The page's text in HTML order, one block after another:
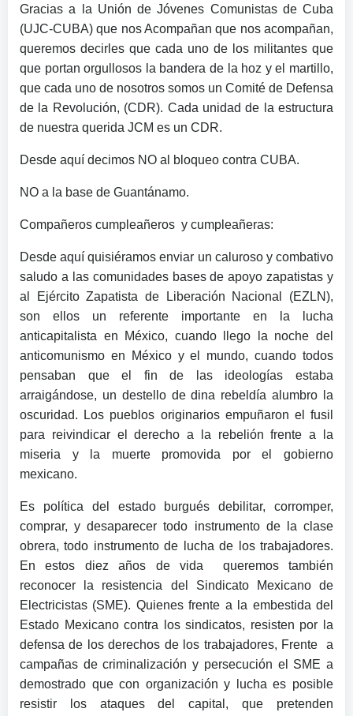
Gracias a la Unión de Jóvenes Comunistas de Cuba
(UJC-CUBA) que nos Acompañan que nos acompañan,
queremos decirles que cada uno de los militantes que
que portan orgullosos la bandera de la hoz y el martillo,
que cada uno de nosotros somos un Comité de Defensa
de la Revolución, (CDR). Cada unidad de la estructura
de nuestra querida JCM es un CDR.
Desde aquí decimos NO al bloqueo contra CUBA.
NO a la base de Guantánamo.
Compañeros cumpleañeros y cumpleañeras:
Desde aquí quisiéramos enviar un caluroso y combativo
saludo a las comunidades bases de apoyo zapatistas y
al Ejército Zapatista de Liberación Nacional (EZLN),
son ellos un referente importante en la lucha
anticapitalista en México, cuando llego la noche del
anticomunismo en México y el mundo, cuando todos
pensaban que el fin de las ideologías estaba
arraigándose, un destello de dina rebeldía alumbro la
oscuridad. Los pueblos originarios empuñaron el fusil
para reivindicar el derecho a la rebelión frente a la
miseria y la muerte promovida por el gobierno
mexicano.
Es política del estado burgués debilitar, corromper,
comprar, y desaparecer todo instrumento de la clase
obrera, todo instrumento de lucha de los trabajadores.
En estos diez años de vida queremos también
reconocer la resistencia del Sindicato Mexicano de
Electricistas (SME). Quienes frente a la embestida del
Estado Mexicano contra los sindicatos, resisten por la
defensa de los derechos de los trabajadores, Frente a
campañas de criminalización y persecución el SME a
demostrado que con organización y lucha es posible
resistir los ataques del capital, que pretenden